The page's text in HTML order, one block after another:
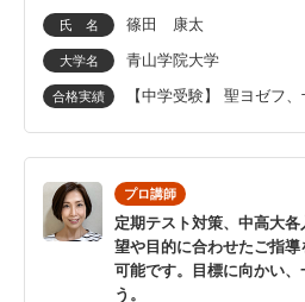
氏 名 篠田 康太
大学名 青山学院大学
合格実績 【中学受験】 聖ヨゼフ
プロ講師
定期テスト対策、中高大
望や目的に合わせたご指
可能です。目標に向かい
う。